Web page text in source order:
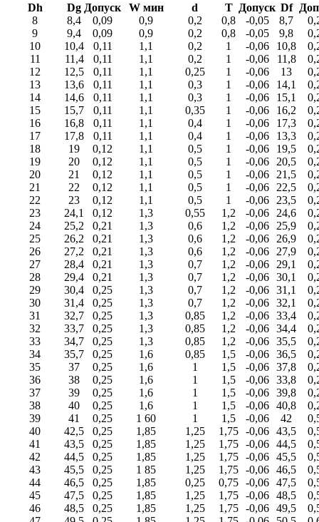
Dh Dg Допуск W мин d T Допуск Df
8
8,4 0,09 0,9 0,2 0,8 -0,05 8,7
9
9,4 0,09 0,9 0,2 0,8 -0,05 9,8
10
10,4 0,11 1,1 0,2 1 -0,06 10,8
11
11,4 0,11 1,1 0,2 1 -0,06 11,8
12
12,5 0,11 1,1 0,25 1 -0,06 13
13
13,6 0,11 1,1 0,3 1 -0,06 14,1
14
14,6 0,11 1,1 0,3 1 -0,06 15,1
15
15,7 0,11 1,1 0,35 1 -0,06 16,2
16
16,8 0,11 1,1 0,4 1 -0,06 17,3
17
17,8 0,11 1,1 0,4 1 -0,06 13,3
18
19 0,12 1,1 0,5 1 -0,06 19,5
19
20 0,12 1,1 0,5 1 -0,06 20,5
20
21 0,12 1,1 0,5 1 -0,06 21,5
21
22 0,12 1,1 0,5 1 -0,06 22,5
22
23 0,12 1,1 0,5 1 -0,06 23,5
23
24,1 0,12 1,3 0,55 1,2 -0,06 24,6
24
25,2 0,21 1,3 0,6 1,2 -0,06 25,9
25
26,2 0,21 1,3 0,6 1,2 -0,06 26,9
26
27,2 0,21 1,3 0,6 1,2 -0,06 27,9
27
28,4 0,21 1,3 0,7 1,2 -0,06 29,1
28
29,4 0,21 1,3 0,7 1,2 -0,06 30,1
29
30,4 0,25 1,3 0,7 1,2 -0,06 31,1
30
31,4 0,25 1,3 0,7 1,2 -0,06 32,1
31
32,7 0,25 1,3 0,85 1,2 -0,06 33,4
32
33,7 0,25 1,3 0,85 1,2 -0,06 34,4
33
34,7 0,25 1,3 0,85 1,2 -0,06 35,5
34
35,7 0,25 1,6 0,85 1,5 -0,06 36,5
35
37 0,25 1,6 1 1,5 -0,06 37,8
36
38 0,25 1,6 1 1,5 -0,06 33,8
37
39 0,25 1,6 1 1,5 -0,06 39,8
38
40 0,25 1,6 1 1,5 -0,06 40,8
39
41 0,25 1 60 1 1,5 -0,06 42
40
42,5 0,25 1,85 1,25 1,75 -0,06 43,5
41
43,5 0,25 1,85 1,25 1,75 -0,06 44,5
42
44,5 0,25 1,85 1,25 1,75 -0,06 45,5
43
45,5 0,25 1 85 1,25 1,75 -0,06 46,5
44
46,5 0,25 1,85 0,25 0,75 -0,06 47,5
45
47,5 0,25 1,85 1,25 1,75 -0,06 48,5
46
48,5 0,25 1,85 1,25 1,75 -0,06 49,5